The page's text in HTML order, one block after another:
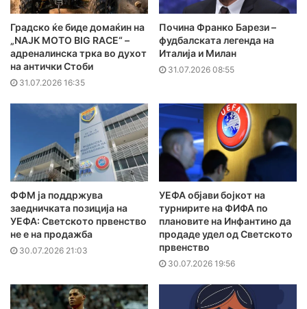
Градско ќе биде домаќин на
„NAJK MOTO BIG RACE“ –
адреналинска трка во духот
на антички Стоби
31.07.2026 16:35
Почина Франко Барези –
фудбалската легенда на
Италија и Милан
31.07.2026 08:55
ФФМ ја поддржува
заедничката позиција на
УЕФА: Светското првенство
не е на продажба
30.07.2026 21:03
УЕФА објави бојкот на
турнирите на ФИФА по
плановите на Инфантино да
продаде удел од Светското
првенство
30.07.2026 19:56